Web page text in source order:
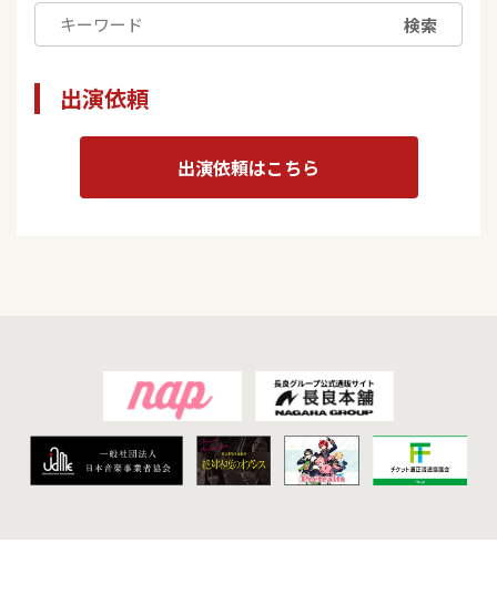
検索
出演依頼
出演依頼はこちら